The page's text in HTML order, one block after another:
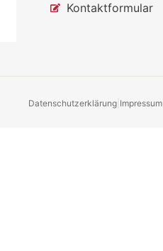
Kontaktformular
Datenschutzerklärung Impressum